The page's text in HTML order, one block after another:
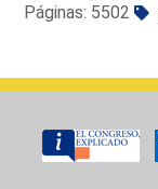
Páginas: 5502